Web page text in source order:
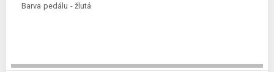
Barva pedálu - žlutá